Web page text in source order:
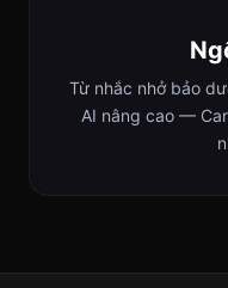
Từ nhắc nhở bảo
AI nâng cao —